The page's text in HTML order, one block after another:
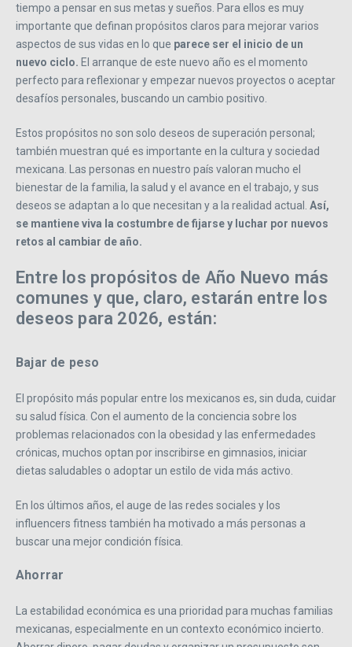
tiempo a pensar en sus metas y sueños. Para ellos es muy
importante que definan propósitos claros para mejorar varios
aspectos de sus vidas en lo que parece ser el inicio de un
nuevo ciclo. El arranque de este nuevo año es el momento
perfecto para reflexionar y empezar nuevos proyectos o aceptar
desafíos personales, buscando un cambio positivo.
Estos propósitos no son solo deseos de superación personal;
también muestran qué es importante en la cultura y sociedad
mexicana. Las personas en nuestro país valoran mucho el
bienestar de la familia, la salud y el avance en el trabajo, y sus
deseos se adaptan a lo que necesitan y a la realidad actual.
Así,
se mantiene viva la costumbre de fijarse y luchar por nuevos
retos al cambiar de año.
Entre los propósitos de Año Nuevo más
comunes y que, claro, estarán entre los
deseos para 2026, están:
Bajar de peso
El propósito más popular entre los mexicanos es, sin duda, cuidar
su salud física. Con el aumento de la conciencia sobre los
problemas relacionados con la obesidad y las enfermedades
crónicas, muchos optan por inscribirse en gimnasios, iniciar
dietas saludables o adoptar un estilo de vida más activo.
En los últimos años, el auge de las redes sociales y los
influencers fitness también ha motivado a más personas a
buscar una mejor condición física.
Ahorrar
La estabilidad económica es una prioridad para muchas familias
mexicanas, especialmente en un contexto económico incierto.